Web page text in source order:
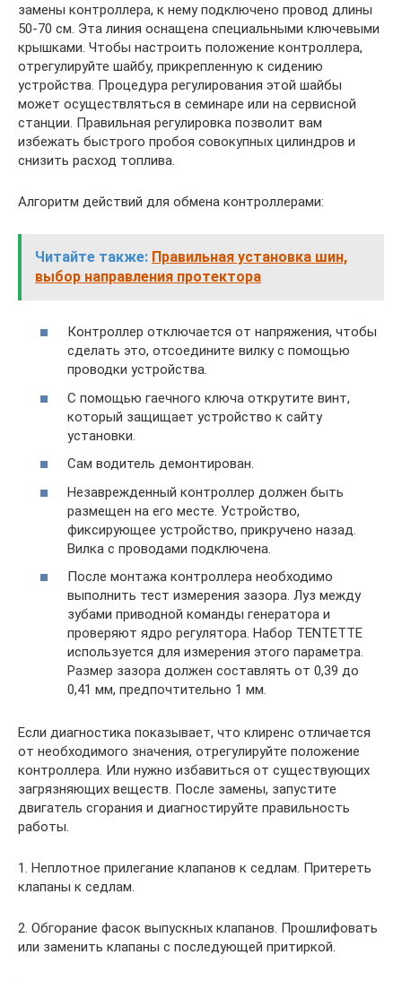
замены контроллера, к нему подключено провод длины
50-70 см. Эта линия оснащена специальными ключевыми
крышками. Чтобы настроить положение контроллера,
отрегулируйте шайбу, прикрепленную к сидению
устройства. Процедура регулирования этой шайбы
может осуществляться в семинаре или на сервисной
станции. Правильная регулировка позволит вам
избежать быстрого пробоя совокупных цилиндров и
снизить расход топлива.
Алгоритм действий для обмена контроллерами:
Читайте также: Правильная установка шин,
выбор направления протектора
Контроллер отключается от напряжения, чтобы
сделать это, отсоедините вилку с помощью
проводки устройства.
С помощью гаечного ключа открутите винт,
который защищает устройство к сайту
установки.
Сам водитель демонтирован.
Незаврежденный контроллер должен быть
размещен на его месте. Устройство,
фиксирующее устройство, прикручено назад.
Вилка с проводами подключена.
После монтажа контроллера необходимо
выполнить тест измерения зазора. Луз между
зубами приводной команды генератора и
проверяют ядро ​​регулятора. Набор TENTETTE
используется для измерения этого параметра.
Размер зазора должен составлять от 0,39 до
0,41 мм, предпочтительно 1 мм.
Если диагностика показывает, что клиренс отличается
от необходимого значения, отрегулируйте положение
контроллера. Или нужно избавиться от существующих
загрязняющих веществ. После замены, запустите
двигатель сгорания и диагностируйте правильность
работы.
1. Неплотное прилегание клапанов к седлам. Притереть
клапаны к седлам.
2. Обгорание фасок выпускных клапанов. Прошлифовать
или заменить клапаны с последующей притиркой.